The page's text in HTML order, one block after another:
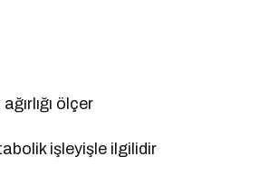
ölçer
işleyişle ilgilidir